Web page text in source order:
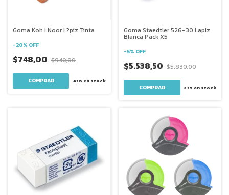
Goma Koh I Noor L?piz Tinta
-20% OFF
$748,00 $940,00
COMPRAR 476 en stock
Goma Staedtler 526-30 Lapiz
Blanca Pack X5
-5% OFF
$5.538,50 $5.830,00
275 en stock